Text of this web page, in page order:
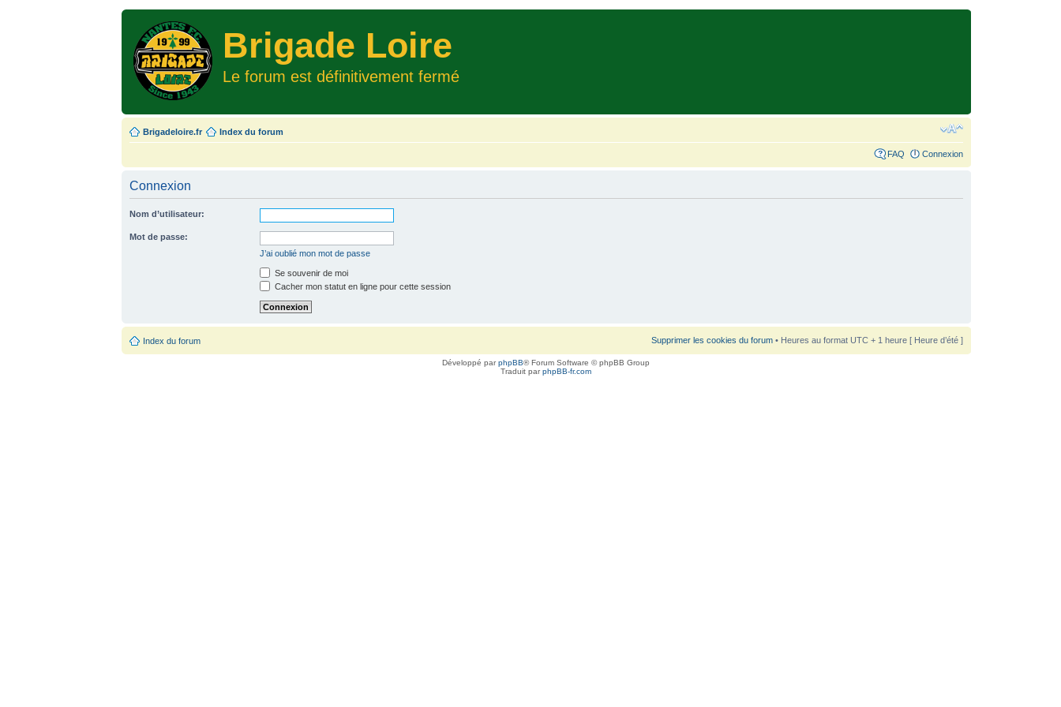
Brigade Loire
Le forum est définitivement fermé
Brigadeloire.fr Index du forum
FAQ Connexion
Connexion
Nom d’utilisateur:
Mot de passe:
J’ai oublié mon mot de passe
Se souvenir de moi
Cacher mon statut en ligne pour cette session
Index du forum Supprimer les cookies du forum• Heures au format UTC + 1 heure [ Heure d’été ]
Développé parphpBB® Forum Software © phpBB Group
Traduit parphpBB-fr.com